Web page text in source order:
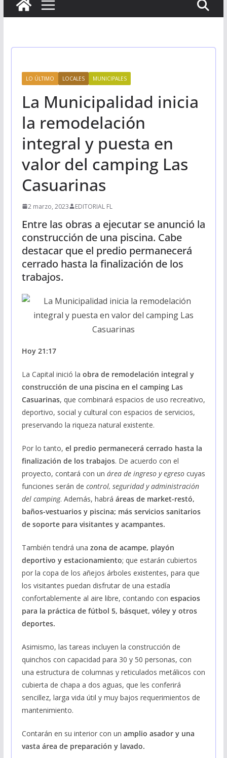
LO ÚLTIMO LOCALES MUNICIPALES
La Municipalidad inicia
la remodelación
integral y puesta en
valor del camping Las
Casuarinas
2 marzo, 2023 EDITORIAL FL
Entre las obras a ejecutar se anunció la
construcción de una piscina. Cabe
destacar que el predio permanecerá
cerrado hasta la finalización de los
trabajos.
Hoy 21:17
La Capital inició la obra de remodelación integral y
construcción de una piscina en el camping Las
Casuarinas, que combinará espacios de uso recreativo,
deportivo, social y cultural con espacios de servicios,
preservando la riqueza natural existente.
Por lo tanto, el predio permanecerá cerrado hasta la
finalización de los trabajos. De acuerdo con el
proyecto, contará con un área de ingreso y egresocuyas
funciones serán de control, seguridad y administración
del camping. Además, habrá áreas de market-restó,
baños-vestuarios y piscina; más servicios sanitarios
de soporte para visitantes y acampantes.
También tendrá una zona de acampe, playón
deportivo y estacionamiento; que estarán cubiertos
por la copa de los añejos árboles existentes, para que
los visitantes puedan disfrutar de una estadía
confortablemente al aire libre, contando con espacios
para la práctica de fútbol 5, básquet, vóley y otros
deportes.
Asimismo, las tareas incluyen la construcción de
quinchos con capacidad para 30 y 50 personas, con
una estructura de columnas y reticulados metálicos con
cubierta de chapa a dos aguas, que les conferirá
sencillez, larga vida útil y muy bajos requerimientos de
mantenimiento.
Contarán en su interior con un amplio asador y una
vasta área de preparación y lavado.